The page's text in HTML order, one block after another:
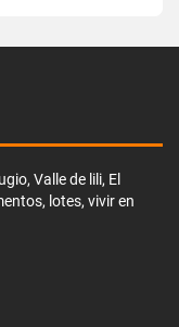
Valle de lili, El
lotes, vivir en